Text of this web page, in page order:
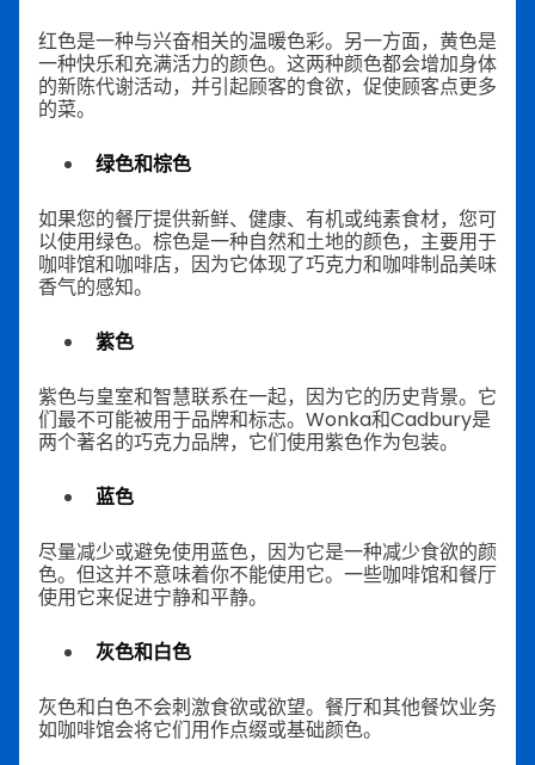
红色是一种与兴奋相关的温暖色彩。另一方面，黄色是
一种快乐和充满活力的颜色。这两种颜色都会增加身体
的新陈代谢活动，并引起顾客的食欲，促使顾客点更多
的菜。
绿色和棕色
如果您的餐厅提供新鲜、健康、有机或纯素食材，您可
以使用绿色。棕色是一种自然和土地的颜色，主要用于
咖啡馆和咖啡店，因为它体现了巧克力和咖啡制品美味
香气的感知。
紫色
紫色与皇室和智慧联系在一起，因为它的历史背景。它
们最不可能被用于品牌和标志。Wonka和Cadbury是
两个著名的巧克力品牌，它们使用紫色作为包装。
蓝色
尽量减少或避免使用蓝色，因为它是一种减少食欲的颜
色。但这并不意味着你不能使用它。一些咖啡馆和餐厅
使用它来促进宁静和平静。
灰色和白色
灰色和白色不会刺激食欲或欲望。餐厅和其他餐饮业务
如咖啡馆会将它们用作点缀或基础颜色。